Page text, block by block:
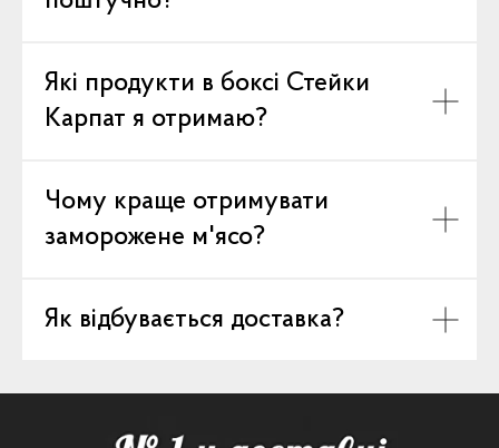
Які продукти в боксі Стейки
Карпат я отримаю?
Чому краще отримувати
заморожене м'ясо?
Як відбувається доставка?